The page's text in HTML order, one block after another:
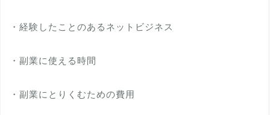
・経験したことのあるネットビジネス
・副業に使える時間
・副業にとりくむための費用